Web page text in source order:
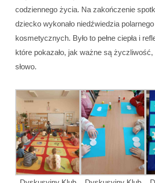
codziennego życia. Na zakończenie
dziecko wykonało niedźwiedzia polarnego
kosmetycznych. Było to pełne ciepła i
które pokazało, jak ważne są
słowo.